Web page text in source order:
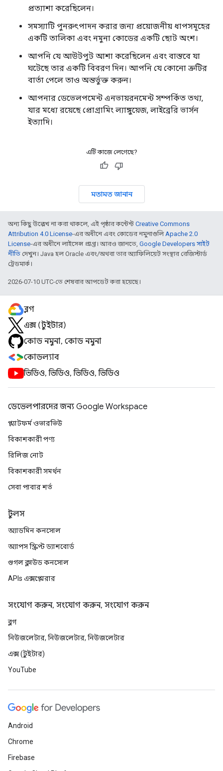
প্রত্যাশা করেছিলেন।
সমস্যাটি পুনরুৎপাদন করার জন্য প্রয়োজনীয় ধাপসমূহের
একটি তালিকা এবং নমুনা কোডের একটি ছোট অংশ।
আপনি যে আউটপুট আশা করেছিলেন এবং বাস্তবে যা
ঘটেছে তার একটি বিবরণ দিন। আপনি যে কোনো ত্রুটির
বার্তা পেলে তাও অন্তর্ভুক্ত করুন।
আপনার ডেভেলপমেন্ট এনভায়রনমেন্ট সম্পর্কিত তথ্য,
যার মধ্যে রয়েছে প্রোগ্রামিং ল্যাঙ্গুয়েজ, লাইব্রেরি ভার্সন
ইত্যাদি।
এটি কাজে লেগেছে?
মতামত জানান
অন্য কিছু উল্লেখ না করা থাকলে, এই পৃষ্ঠার কন্টেন্ট Creative Commons
Attribution 4.0 License-এর অধীনে এবং কোডের নমুনাগুলিApache 2.0
License-এর অধীনে লাইসেন্স প্রাপ্ত। আরও জানতে, Google Developers সাইট
নীতি দেখুন। Java হল Oracle এবং/অথবা তার অ্যাফিলিয়েট সংস্থার রেজিস্টার্ড
ট্রেডমার্ক।
2026-07-10 UTC-তে শেষবার আপডেট করা হয়েছে।
ব্লগ
এক্স (টুইটার)
কোড নমুনা, কোড নমুনা
কোডল্যাব
ভিডিও, ভিডিও, ভিডিও, ভিডিও
ডেভেলপারদের জন্য Google Workspace
প্ল্যাটফর্ম ওভারভিউ
বিকাশকারী পণ্য
রিলিজ নোট
বিকাশকারী সমর্থন
সেবা পাবার শর্ত
টুলস
অ্যাডমিন কনসোল
অ্যাপস স্ক্রিপ্ট ড্যাশবোর্ড
গুগল ক্লাউড কনসোল
APIs এক্সপ্লোরার
সংযোগ করুন, সংযোগ করুন, সংযোগ করুন
ব্লগ
নিউজলেটার, নিউজলেটার, নিউজলেটার
এক্স (টুইটার)
YouTube
Android
Chrome
Firebase